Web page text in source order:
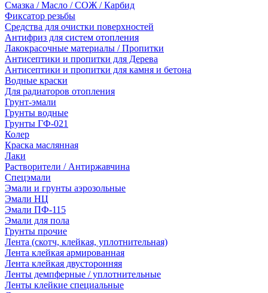
Смазка / Масло / СОЖ / Карбид
Фиксатор резьбы
Средства для очистки поверхностей
Антифриз для систем отопления
Лакокрасочные материалы / Пропитки
Антисептики и пропитки для Дерева
Антисептики и пропитки для камня и бетона
Водные краски
Для радиаторов отопления
Грунт-эмали
Грунты водные
Грунты ГФ-021
Колер
Краска маслянная
Лаки
Растворители / Антиржавчина
Спецэмали
Эмали и грунты аэрозольные
Эмали НЦ
Эмали ПФ-115
Эмали для пола
Грунты прочие
Лента (скотч, клейкая, уплотнительная)
Лента клейкая армированная
Лента клейкая двусторонняя
Ленты демпферные / уплотнительные
Ленты клейкие специальные